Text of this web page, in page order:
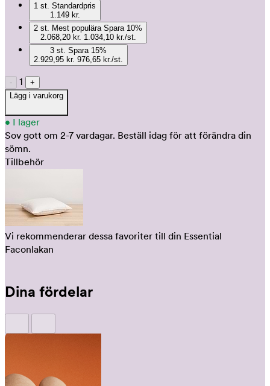
1 st. Standardpris
1.149 kr.
2 st. Mest populära Spara 10%
2.068,20 kr.
1.034,10 kr./st.
3 st. Spara 15%
2.929,95 kr.
976,65 kr./st.
- 1
+
Lägg i varukorg
• I lager
Sov gott om 2-7 vardagar. Beställ idag för att förändra din
sömn.
Tillbehör
Vi rekommenderar dessa favoriter till din Essential
Faconlakan
Dina fördelar